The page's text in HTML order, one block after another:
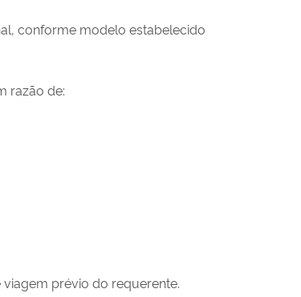
conforme modelo estabelecido
razão de:
prévio do requerente.